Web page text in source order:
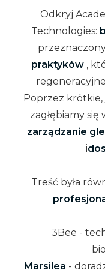
Odkryj
Technologies:
praktyków ,
Poprzez
zagłębiamy
zarządzanie
i
Treść była
3Bee -
Marsilea -